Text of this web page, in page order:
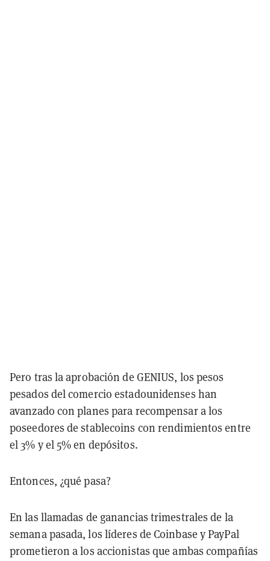
Pero tras la aprobación de GENIUS, los pesos
pesados del comercio estadounidenses han
avanzado con planes para recompensar a los
poseedores de stablecoins con rendimientos entre
el 3% y el 5% en depósitos.
Entonces, ¿qué pasa?
En las llamadas de ganancias trimestrales de la
semana pasada, los líderes de Coinbase y PayPal
prometieron a los accionistas que ambas compañías